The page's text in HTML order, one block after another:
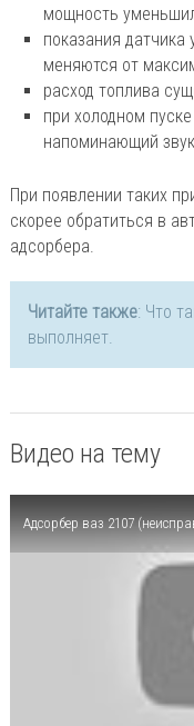
мощность
показания датчика
меняются от
расход топлива
при холодном
напоминающий
При появлении таких
скорее обратиться в
адсорбера.
Читайте также: Что
выполняет.
Видео на тему
Адсорбер ваз 2107